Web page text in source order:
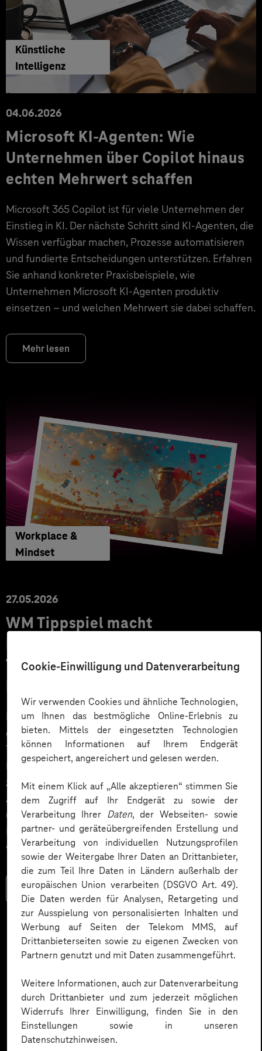
Cookie-Einwilligung und Datenverarbeitung
Wir verwenden Cookies und ähnliche Technologien,
um Ihnen das bestmögliche Online-Erlebnis zu
bieten. Mittels der eingesetzten Technologien
können Informationen auf Ihrem Endgerät
gespeichert, angereichert und gelesen werden.
Mit einem Klick auf „Alle akzeptieren“ stimmen Sie
dem Zugriff auf Ihr Endgerät zu sowie der
Verarbeitung Ihrer Daten, der Webseiten- sowie
partner- und geräteübergreifenden Erstellung und
Verarbeitung von individuellen Nutzungsprofilen
sowie der Weitergabe Ihrer Daten an Drittanbieter,
die zum Teil Ihre Daten in Ländern außerhalb der
europäischen Union verarbeiten (DSGVO Art. 49).
Die Daten werden für Analysen, Retargeting und
zur Ausspielung von personalisierten Inhalten und
Werbung auf Seiten der Telekom MMS, auf
Drittanbieterseiten sowie zu eigenen Zwecken von
Partnern genutzt und mit Daten zusammengeführt.
Weitere Informationen, auch zur Datenverarbeitung
durch Drittanbieter und zum jederzeit möglichen
Widerrufs Ihrer Einwilligung, finden Sie in den
Einstellungen sowie in unseren
Datenschutzhinweisen.
Künstliche
Intelligenz
04.06.2026
Microsoft KI-Agenten: Wie
Unternehmen über Copilot hinaus
echten Mehrwert schaffen
Microsoft 365 Copilot ist für viele Unternehmen der
Einstieg in KI. Der nächste Schritt sind KI-Agenten, die
Wissen verfügbar machen, Prozesse automatisieren
und fundierte Entscheidungen unterstützen. Erfahren
Sie anhand konkreter Praxisbeispiele, wie
Unternehmen Microsoft KI-Agenten produktiv
einsetzen – und welchen Mehrwert sie dabei schaffen.
Mehr lesen
Workplace &
Mindset
27.05.2026
WM Tippspiel macht
Mitarbeitende zu Fans: Mehr
Teamspirit und Engagement im
Intranet
Die Fußball-Weltmeisterschaft 2026 wird eines der
größten Sportereignisse der Welt. Erstmals findet das
Turnier in drei Gastgeberländern – USA, Kanada und
Mexiko – statt und bringt Menschen weltweit
zusammen. Unternehmen können diese
Aufmerksamkeit gezielt nutzen, um Mitarbeitende
über ein WM Tippspiel im Intranet oder in der
Mitarbeitenden-App spielerisch miteinander zu
vernetzen und den Teamspirit zu stärken.
Mehr lesen